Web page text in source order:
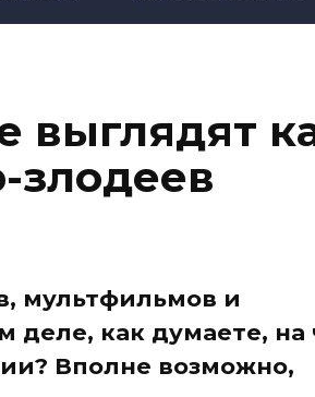
выглядят
злодеев
мультфильмов и
деле, как думаете, на
Вполне возможно,